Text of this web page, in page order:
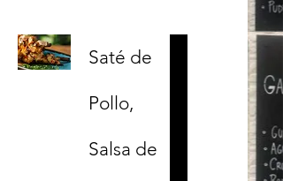
Saté de
Pollo,
Salsa de